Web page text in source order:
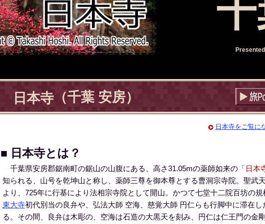
日本寺（千葉 安房）
日本寺をご覧に
■ 日本寺とは？
千葉県安房郡鋸南町の鋸山の山腹にある、高さ31.05mの薬師如来の「日本
知られる、山号を乾坤山と称し、薬師三尊を御本尊とする曹洞宗寺院。聖武
より、725年に行基により法相宗寺院として開山。かつて七堂十二院百坊の規
東大寺初代別当の良弁や、弘法大師 空海、慈覚大師 円仁らも行脚中に滞在し
る。その間、良弁は木彫の、空海は石造の大黒天を刻み、円仁は仁王門の金